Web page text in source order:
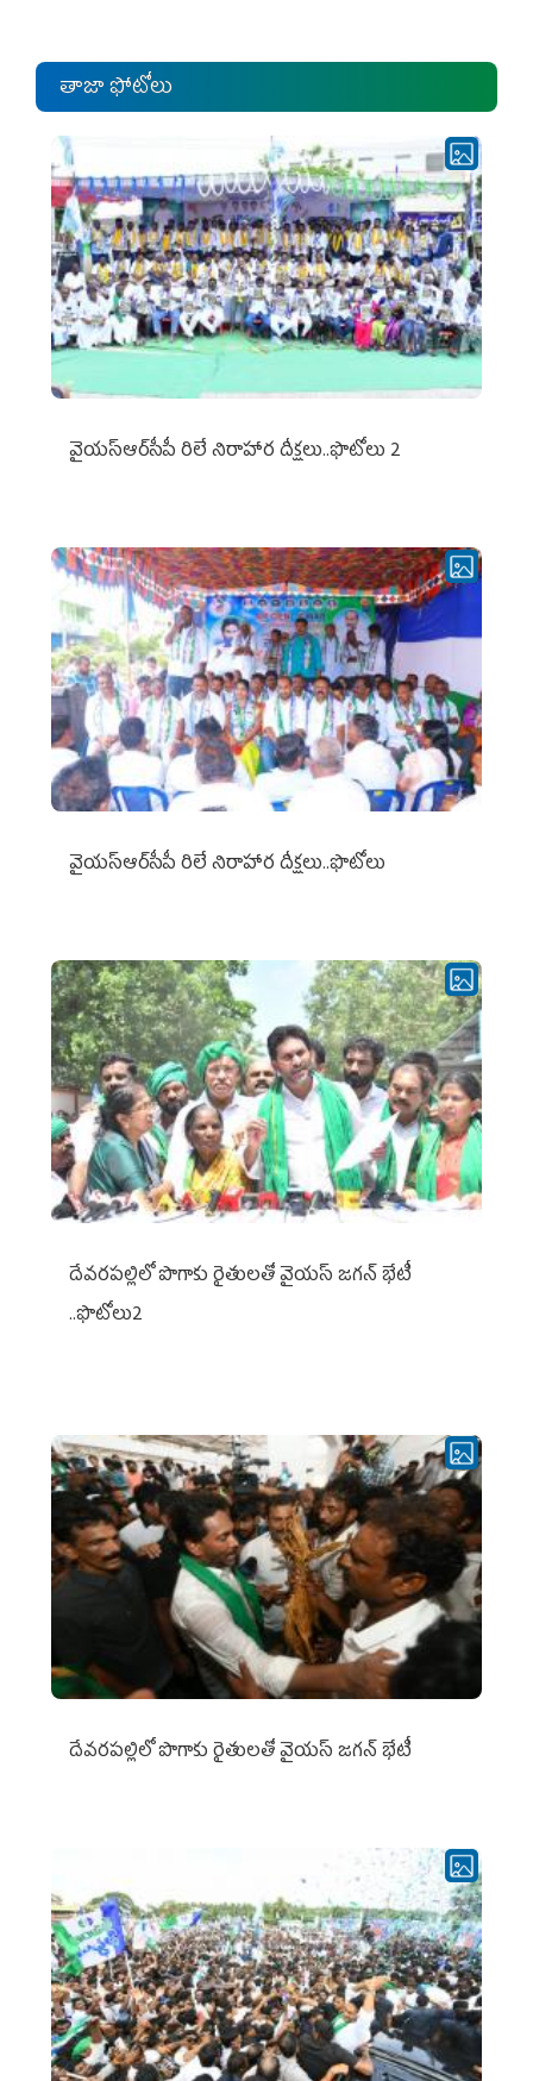
తాజా ఫోటోలు
వైయ‌స్ఆర్‌సీపీ రిలే నిరాహార దీక్షలు..ఫొటోలు 2
వైయ‌స్ఆర్‌సీపీ రిలే నిరాహార దీక్షలు..ఫొటోలు
దేవరపల్లిలో పొగాకు రైతులతో వైయస్ జగన్ భేటీ
..ఫొటోలు2
దేవరపల్లిలో పొగాకు రైతులతో వైయస్ జగన్ భేటీ